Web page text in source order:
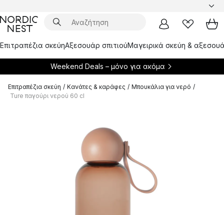
Επιτραπέζια σκεύηΑξεσουάρ σπιτιούΜαγειρικά σκεύη &
Weekend Deals – μόνο για ακόμα
Επιτραπέζια σκεύη / Κανάτες & καράφες / Μπουκάλια για νερό /
Ture παγούρι νερού 60 cl